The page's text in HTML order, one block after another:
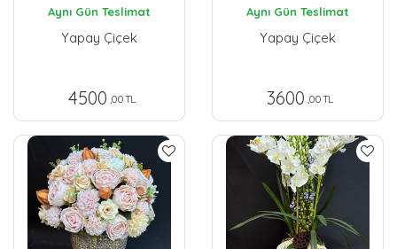
Aynı Gün Teslimat
Yapay Çiçek
4500 ,00 TL
Aynı Gün Teslimat
Yapay Çiçek
3600 ,00 TL